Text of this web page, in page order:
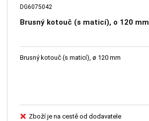
DG6075042
Brusný kotouč (s maticí), o 120 mm
Brusný kotouč (s maticí), ø 120 mm
Zboží je na cestě od dodavatele